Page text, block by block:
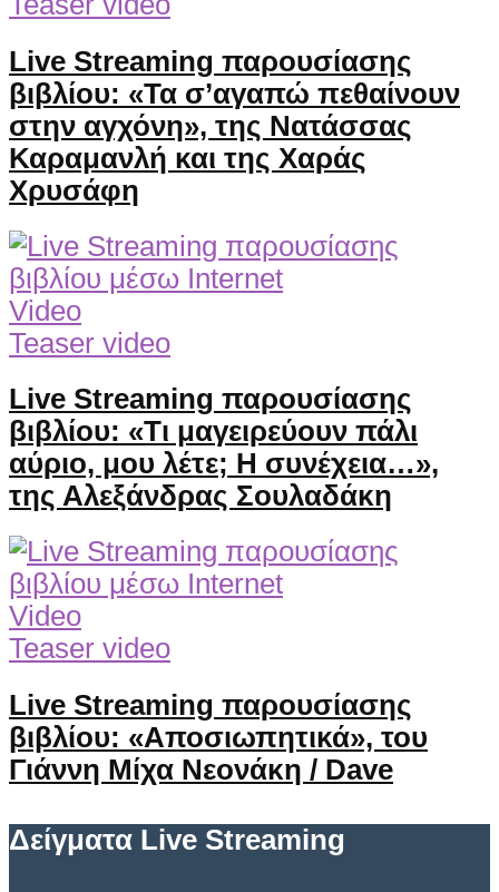
Live Streaming παρουσίασης
βιβλίου: «Τα σ’αγαπώ πεθαίνουν
στην αγχόνη», της Νατάσσας
Καραμανλή και της Χαράς
Χρυσάφη
Video
Teaser video
Live Streaming παρουσίασης
βιβλίου: «Τι μαγειρεύουν πάλι
αύριο, μου λέτε; Η συνέχεια…»,
της Αλεξάνδρας Σουλαδάκη
Video
Teaser video
Live Streaming παρουσίασης
βιβλίου: «Αποσιωπητικά», του
Γιάννη Μίχα Νεονάκη / Dave
Δείγματα Live Streaming